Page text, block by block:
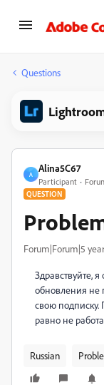
Questions
A
Alina5C67
Participant
QUESTION
Forum|Forum|5
Здравствуйте,
обновления не
свою подписку.
равно не
Russian